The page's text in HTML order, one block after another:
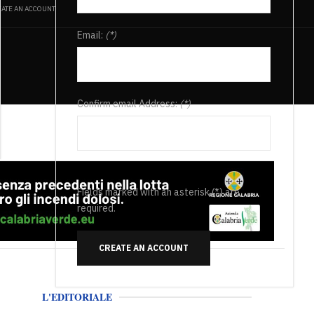
AN ACCOUNT
Email: (*)
Confirm email Address:(*)
Fields marked with an asterisk (*) are
required.
CREATE AN ACCOUNT
L'EDITORIALE